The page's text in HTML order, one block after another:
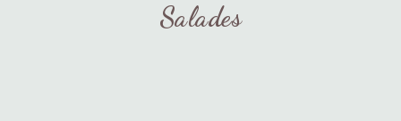
Salades